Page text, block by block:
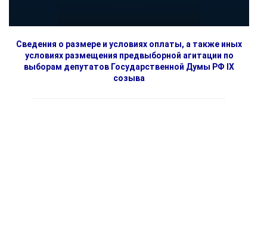
Сведения о размере и условиях оплаты, а также иных
условиях размещения предвыборной агитации по
выборам депутатов Государственной Думы РФ IX
созыва